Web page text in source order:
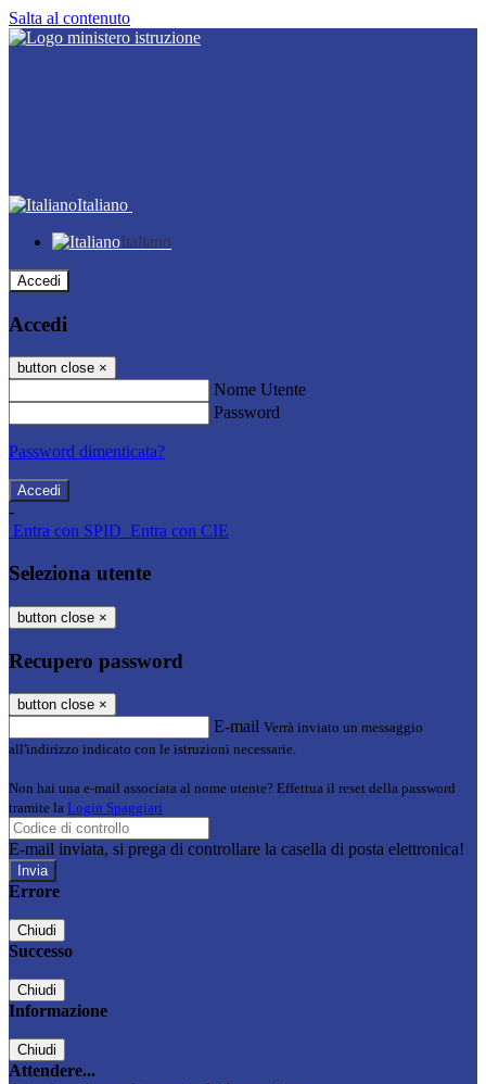
Salta al contenuto
Italiano
Italiano
Accedi
Accedi
button close ×
Nome Utente
Password
Password dimenticata?
-
Entra con SPID Entra con CIE
Seleziona utente
button close ×
Recupero password
button close ×
E-mail Verrà inviato un messaggio
all'indirizzo indicato con le istruzioni necessarie.
Non hai una e-mail associata al nome utente? Effettua il reset della password
tramite la Login Spaggiari
E-mail inviata, si prega di controllare la casella di posta elettronica!
Errore
Chiudi
Successo
Chiudi
Informazione
Chiudi
Attendere...